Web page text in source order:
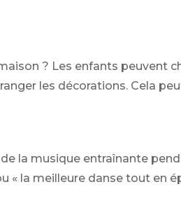
? Les enfants peuvent
les décorations. Cela
la musique entraînante
« la meilleure danse tout en